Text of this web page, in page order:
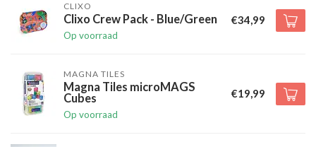
CLIXO
Clixo Crew Pack - Blue/Green
Op voorraad
€34,99
MAGNA TILES
Magna Tiles microMAGS
Cubes
Op voorraad
€19,99